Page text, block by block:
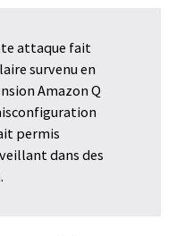
attaque fait
survenu en
Amazon Q
permis
dans des